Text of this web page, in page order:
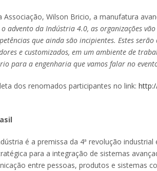
Associação, Wilson Bricio, a manufatura
o advento da Indústria 4.0, as organizações
que ainda são incipientes. Estes
e customizados, em um ambiente de
para a engenharia que vamos falar no
dos renomados participantes no link:
é a premissa da 4ª revolução
para a integração de sistemas
entre pessoas, produtos e sistemas